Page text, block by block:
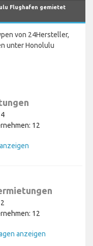
Flughafen gemietet
von 24Hersteller,
unter Honolulu
12
12
anzeigen